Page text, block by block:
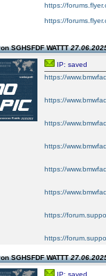
https://
https://
SGHSFDF WATTT
IP: saved
https://
https://
https://
https://
https://
https://
https://
https://
SGHSFDF WATTT
IP: saved